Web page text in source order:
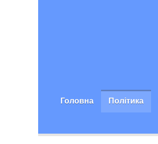
Головна Політика